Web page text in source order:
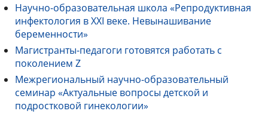
Научно-образовательная школа «Репродуктивная
инфектология в XXI веке. Невынашивание
беременности»
Магистранты-педагоги готовятся работать с
поколением Z
Межрегиональный научно-образовательный
семинар «Актуальные вопросы детской и
подростковой гинекологии»